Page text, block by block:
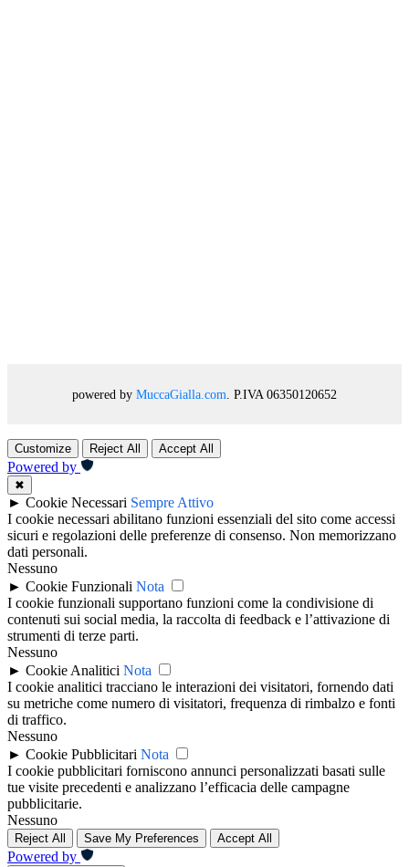
powered by MuccaGialla.com . P.IVA 06350120652
Customize Reject All Accept All
Powered by
✖
► Cookie Necessari Sempre Attivo
I cookie necessari abilitano funzioni essenziali del sito come accessi
sicuri e regolazioni delle preferenze di consenso. Non memorizzano
dati personali.
Nessuno
► Cookie Funzionali Nota
I cookie funzionali supportano funzioni come la condivisione di
contenuti sui social media, la raccolta di feedback e l’attivazione di
strumenti di terze parti.
Nessuno
► Cookie Analitici Nota
I cookie analitici tracciano le interazioni dei visitatori, fornendo dati
su metriche come numero di visitatori, frequenza di rimbalzo e fonti
di traffico.
Nessuno
► Cookie Pubblicitari Nota
I cookie pubblicitari forniscono annunci personalizzati basati sulle
tue visite precedenti e analizzano l’efficacia delle campagne
pubblicitarie.
Nessuno
Reject All Save My Preferences Accept All
Powered by